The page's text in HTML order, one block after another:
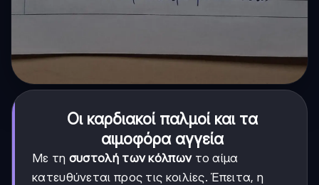
Οι καρδιακοί παλμοί και τα
αιμοφόρα αγγεία
Με τη συστολή των κόλπωντο αίμα
κατευθύνεται προς τις κοιλίες. Έπειτα, η